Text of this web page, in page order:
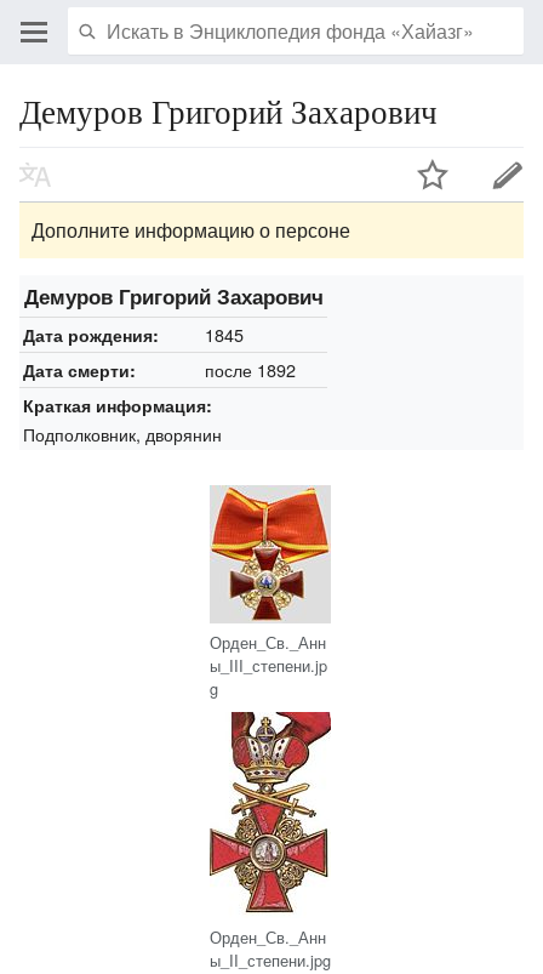
Демуров Григорий Захарович
Дополните информацию о персоне
Демуров Григорий Захарович
Дата рождения: 1845
Дата смерти: после 1892
Краткая информация:
Подполковник, дворянин
Орден_Св._Анн
ы_III_степени.jp
g
Орден_Св._Анн
ы_II_степени.jpg